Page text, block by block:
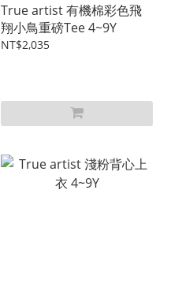
True artist 有機棉彩色飛
翔小鳥重磅Tee 4~9Y
NT$2,035